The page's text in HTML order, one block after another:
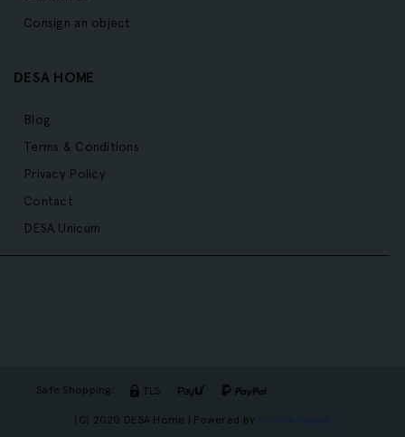
Consign an object
DESA HOME
Blog
Terms & Conditions
Privacy Policy
Contact
DESA Unicum
Safe Shopping: TLS
(C) 2020 DESA Home | Powered by e-com.house